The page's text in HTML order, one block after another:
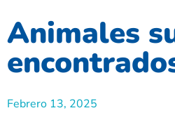
Animales
Febrero 13, 2025